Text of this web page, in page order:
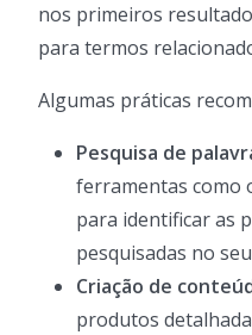
nos primeiros
para termos
Algumas práticas
Pesquisa de
ferramentas como
para identificar as
pesquisadas no
Criação de
produtos